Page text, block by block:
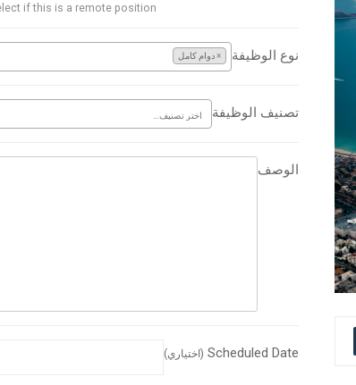
if this is a remote position.
نوع الوظيفة ×دوام كامل
تصنيف الوظيفة
الوصف
Scheduled Date (اختياري)